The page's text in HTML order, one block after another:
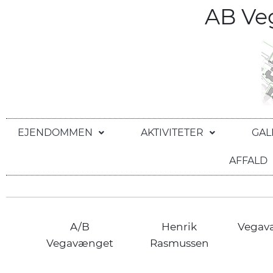
AB
EJENDOMMEN AKTIVITETER
AFFALD
A/B
Vegavænget
Henrik
Rasmussen